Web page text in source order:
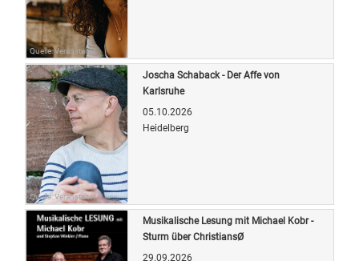
Quelle: Veranstalter
Quelle: Veranstalter
Joscha Schaback - Der Affe von
Karlsruhe
05.10.2026
Heidelberg
Musikalische Lesung mit Michael Kobr -
Sturm über ChristiansØ
29.09.2026